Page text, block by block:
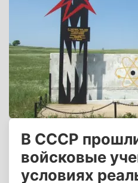
В СССР
войсковые
условиях